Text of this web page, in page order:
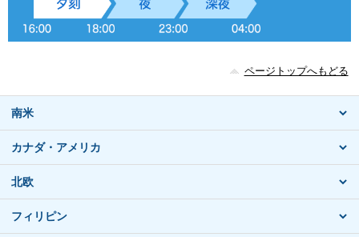
ページトップへもどる
南米
カナダ・アメリカ
北欧
フィリピン